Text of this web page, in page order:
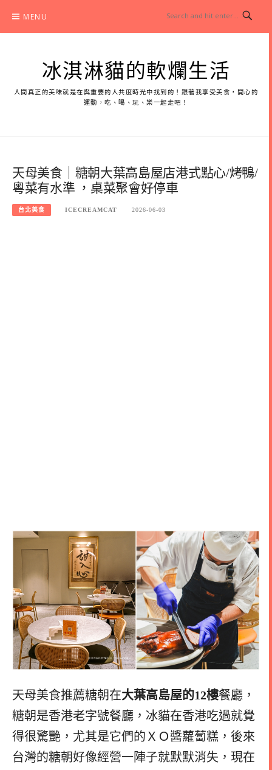
content
MENU
冰淇淋貓的軟爛生活
人間真正的美味就是在與重要的人共度時光中找到的！跟著我享受美食，開心的
運動，吃、喝、玩、樂一起走吧！
天母美食｜糖朝大葉高島屋店港式點心/烤鴨/
粵菜有水準 ，桌菜聚會好停車
台北美食 ICECREAMCAT 2026-06-03
天母美食推薦糖朝在大葉高島屋的12樓餐廳，
糖朝是香港老字號餐廳，冰貓在香港吃過就覺
得很驚艷，尤其是它們的ＸＯ醬蘿蔔糕，後來
台灣的糖朝好像經營一陣子就默默消失，現在